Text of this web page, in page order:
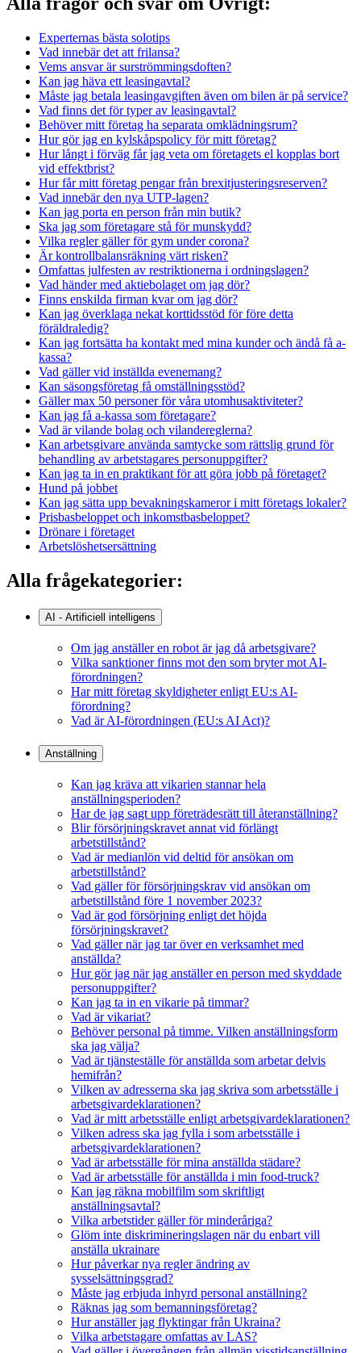
Experternas bästa solotips
Vad innebär det att frilansa?
Vems ansvar är surströmmingsdoften?
Kan jag häva ett leasingavtal?
Måste jag betala leasingavgiften även om bilen är på service?
Vad finns det för typer av leasingavtal?
Behöver mitt företag ha separata omklädningsrum?
Hur gör jag en kylskåpspolicy för mitt företag?
Hur långt i förväg får jag veta om företagets el kopplas bort
vid effektbrist?
Hur får mitt företag pengar från brexitjusteringsreserven?
Vad innebär den nya UTP-lagen?
Kan jag porta en person från min butik?
Ska jag som företagare stå för munskydd?
Vilka regler gäller för gym under corona?
Är kontrollbalansräkning värt risken?
Omfattas julfesten av restriktionerna i ordningslagen?
Vad händer med aktiebolaget om jag dör?
Finns enskilda firman kvar om jag dör?
Kan jag överklaga nekat korttidsstöd för före detta
föräldraledig?
Kan jag fortsätta ha kontakt med mina kunder och ändå få a-
kassa?
Vad gäller vid inställda evenemang?
Kan säsongsföretag få omställningsstöd?
Gäller max 50 personer för våra utomhusaktiviteter?
Kan jag få a-kassa som företagare?
Vad är vilande bolag och vilandereglerna?
Kan arbetsgivare använda samtycke som rättslig grund för
behandling av arbetstagares personuppgifter?
Kan jag ta in en praktikant för att göra jobb på företaget?
Hund på jobbet
Kan jag sätta upp bevakningskameror i mitt företags lokaler?
Prisbasbeloppet och inkomstbasbeloppet?
Drönare i företaget
Arbetslöshetsersättning
Alla frågekategorier:
AI - Artificiell intelligens
Om jag anställer en robot är jag då arbetsgivare?
Vilka sanktioner finns mot den som bryter mot AI-
förordningen?
Har mitt företag skyldigheter enligt EU:s AI-
förordning?
Vad är AI-förordningen (EU:s AI Act)?
Anställning
Kan jag kräva att vikarien stannar hela
anställningsperioden?
Har de jag sagt upp företrädesrätt till återanställning?
Blir försörjningskravet annat vid förlängt
arbetstillstånd?
Vad är medianlön vid deltid för ansökan om
arbetstillstånd?
Vad gäller för försörjningskrav vid ansökan om
arbetstillstånd före 1 november 2023?
Vad är god försörjning enligt det höjda
försörjningskravet?
Vad gäller när jag tar över en verksamhet med
anställda?
Hur gör jag när jag anställer en person med skyddade
personuppgifter?
Kan jag ta in en vikarie på timmar?
Vad är vikariat?
Behöver personal på timme. Vilken anställningsform
ska jag välja?
Vad är tjänsteställe för anställda som arbetar delvis
hemifrån?
Vilken av adresserna ska jag skriva som arbetsställe i
arbetsgivardeklarationen?
Vad är mitt arbetsställe enligt arbetsgivardeklarationen?
Vilken adress ska jag fylla i som arbetsställe i
arbetsgivardeklarationen?
Vad är arbetsställe för mina anställda städare?
Vad är arbetsställe för anställda i min food-truck?
Kan jag räkna mobilfilm som skriftligt
anställningsavtal?
Vilka arbetstider gäller för minderåriga?
Glöm inte diskrimineringslagen när du enbart vill
anställa ukrainare
Hur påverkar nya regler ändring av
sysselsättningsgrad?
Måste jag erbjuda inhyrd personal anställning?
Räknas jag som bemanningsföretag?
Hur anställer jag flyktingar från Ukraina?
Vilka arbetstagare omfattas av LAS?